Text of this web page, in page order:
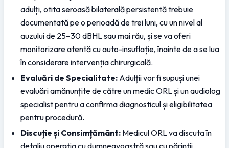
adulți, otita seroasă bilaterală persistentă trebuie
documentată pe o perioadă de trei luni, cu un nivel al
auzului de 25–30 dBHL sau mai rău, și se va oferi
monitorizare atentă cu auto-insuflație, înainte de a se lua
în considerare intervenția chirurgicală.
Evaluări de Specialitate: Adulții vor fi supuși unei
evaluări amănunțite de către un medic ORL și un audiolog
specialist pentru a confirma diagnosticul și eligibilitatea
pentru procedură.
Discuție și Consimțământ: Medicul ORL va discuta în
detaliu operația cu dumneavoastră sau cu părinții